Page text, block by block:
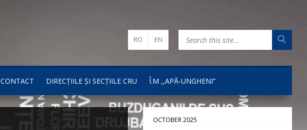
CONTACT DIRECȚIILE ȘI SECȚIILE CRU Î.M ,,APĂ-UNGHENI”
RO EN
OCTOBER 2025